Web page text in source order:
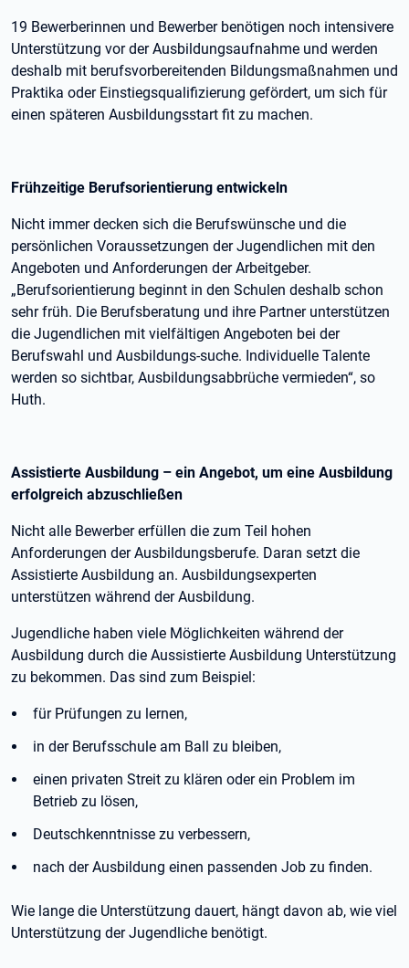
19 Bewerberinnen und Bewerber benötigen noch intensivere
Unterstützung vor der Ausbildungsaufnahme und werden
deshalb mit berufsvorbereitenden Bildungsmaßnahmen und
Praktika oder Einstiegsqualifizierung gefördert, um sich für
einen späteren Ausbildungsstart fit zu machen.
Frühzeitige Berufsorientierung entwickeln
Nicht immer decken sich die Berufswünsche und die
persönlichen Voraussetzungen der Jugendlichen mit den
Angeboten und Anforderungen der Arbeitgeber.
„Berufsorientierung beginnt in den Schulen deshalb schon
sehr früh. Die Berufsberatung und ihre Partner unterstützen
die Jugendlichen mit vielfältigen Angeboten bei der
Berufswahl und Ausbildungs-suche. Individuelle Talente
werden so sichtbar, Ausbildungsabbrüche vermieden“, so
Huth.
Assistierte Ausbildung – ein Angebot, um eine Ausbildung
erfolgreich abzuschließen
Nicht alle Bewerber erfüllen die zum Teil hohen
Anforderungen der Ausbildungsberufe. Daran setzt die
Assistierte Ausbildung an. Ausbildungsexperten
unterstützen während der Ausbildung.
Jugendliche haben viele Möglichkeiten während der
Ausbildung durch die Aussistierte Ausbildung Unterstützung
zu bekommen. Das sind zum Beispiel:
für Prüfungen zu lernen,
in der Berufsschule am Ball zu bleiben,
einen privaten Streit zu klären oder ein Problem im
Betrieb zu lösen,
Deutschkenntnisse zu verbessern,
nach der Ausbildung einen passenden Job zu finden.
Wie lange die Unterstützung dauert, hängt davon ab, wie viel
Unterstützung der Jugendliche benötigt.